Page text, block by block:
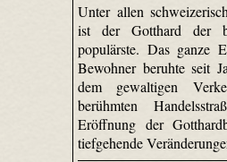
Unter allen
ist der Gotthard der
populärste. Das ganze
Bewohner beruhte seit
dem gewaltigen
berühmten
Eröffnung der
tiefgehende